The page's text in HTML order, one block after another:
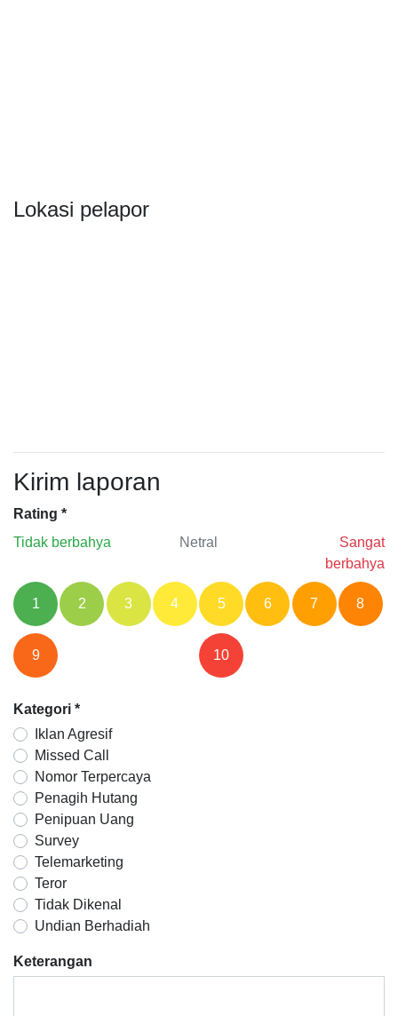
Lokasi pelapor
Kirim laporan
Rating *
Tidak berbahya
Netral
Sangat
berbahya
1 2 3 4 5 6 7 8
9 10
Kategori *
Iklan Agresif
Missed Call
Nomor Terpercaya
Penagih Hutang
Penipuan Uang
Survey
Telemarketing
Teror
Tidak Dikenal
Undian Berhadiah
Keterangan